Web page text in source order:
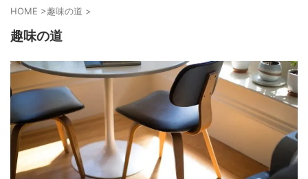
HOME >趣味の道 >
趣味の道